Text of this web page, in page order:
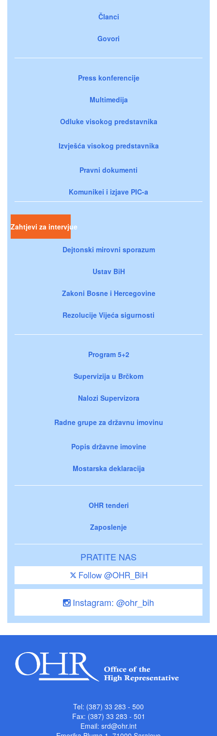
Članci
Govori
Press konferencije
Multimedija
Odluke visokog predstavnika
Izvješća visokog predstavnika
Pravni dokumenti
Komunikei i izjave PIC-a
Zahtjevi za intervjue
Dejtonski mirovni sporazum
Ustav BiH
Zakoni Bosne i Hercegovine
Rezolucije Vijeća sigurnosti
Program 5+2
Supervizija u Brčkom
Nalozi Supervizora
Radne grupe za državnu imovinu
Popis državne imovine
Mostarska deklaracija
OHR tenderi
Zaposlenje
PRATITE NAS
Follow @OHR_BiH
Instagram: @ohr_bih
Tel: (387) 33 283 - 500
Fax: (387) 33 283 - 501
Email: srd@ohr.int